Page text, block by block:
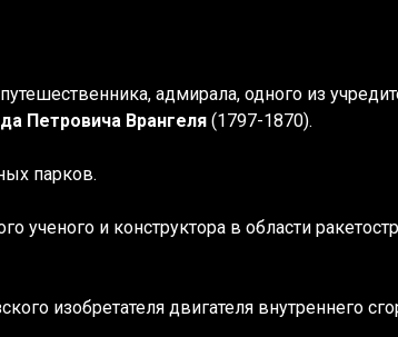
адмирала, одного из
Петровича Врангеля(1797-1870).
парков.
ученого и конструктора в области
изобретателя двигателя внутреннего